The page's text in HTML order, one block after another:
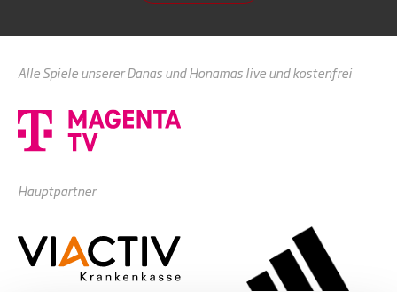
Alle Spiele unserer Danas und Honamas live und kostenfrei
Hauptpartner